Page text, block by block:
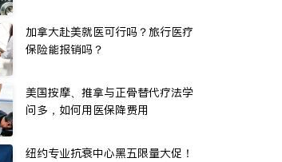
加拿大赴美就医可行吗？旅行医疗
保险能报销吗？
美国按摩、推拿与正骨替代疗法学
问多，如何用医保降费用
纽约专业抗衰中心黑五限量大促！